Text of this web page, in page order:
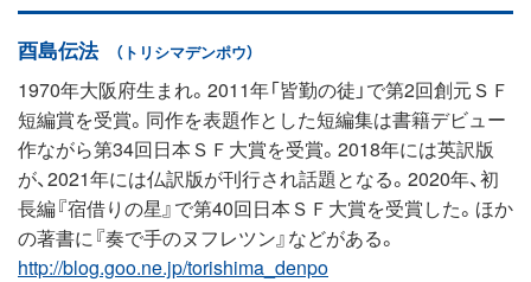
酉島伝法 （トリシマデンポウ）
1970年大阪府生まれ。2011年「皆勤の徒」で第2回創元ＳＦ
短編賞を受賞。同作を表題作とした短編集は書籍デビュー
作ながら第34回日本ＳＦ大賞を受賞。2018年には英訳版
が、2021年には仏訳版が刊行され話題となる。2020年、初
長編『宿借りの星』で第40回日本ＳＦ大賞を受賞した。ほか
の著書に『奏で手のヌフレツン』などがある。
http://blog.goo.ne.jp/torishima_denpo